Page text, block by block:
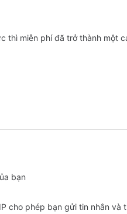
thì miễn phí đã trở thành một
bạn
cho phép bạn gửi tin nhắn và